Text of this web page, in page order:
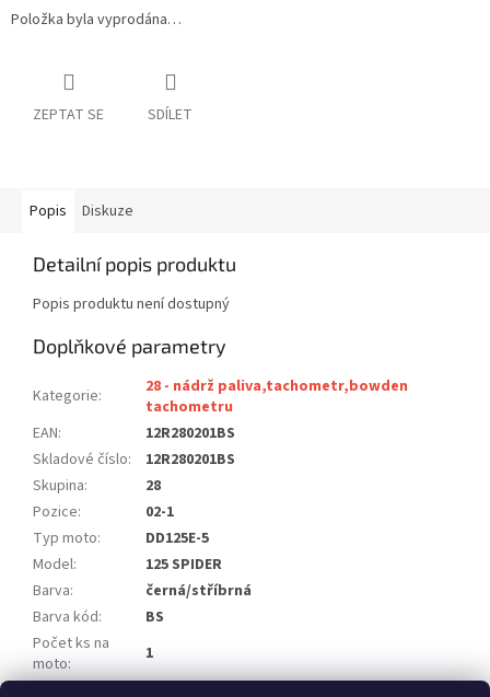
Položka byla vyprodána…
ZEPTAT SE SDÍLET
Popis Diskuze
Detailní popis produktu
Popis produktu není dostupný
Doplňkové parametry
Kategorie:
28 - nádrž paliva,tachometr,bowden
tachometru
EAN:
12R280201BS
Skladové číslo:
12R280201BS
Skupina:
28
Pozice:
02-1
Typ moto:
DD125E-5
Model:
125 SPIDER
Barva:
černá/stříbrná
Barva kód:
BS
Počet ks na
moto:
1